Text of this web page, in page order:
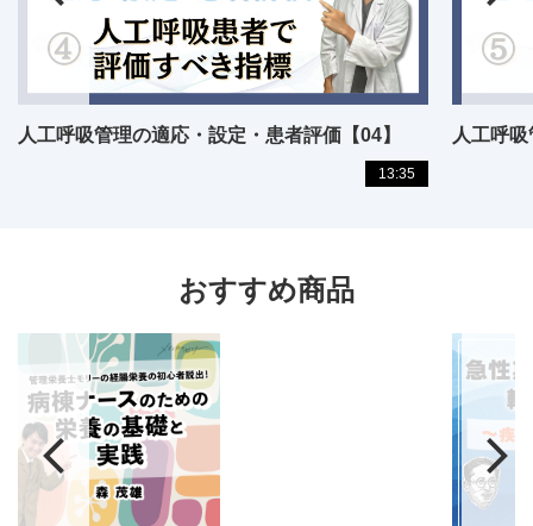
人工呼吸管理の適応・設定・患者評価【04】
13:35
人工呼
おすすめ商品